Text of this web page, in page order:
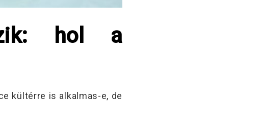
hol a
kültérre is alkalmas-e, de